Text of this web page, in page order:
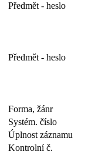
Předmět - heslo
Předmět - heslo
Forma, žánr
Systém. číslo
Úplnost záznamu
Kontrolní č.